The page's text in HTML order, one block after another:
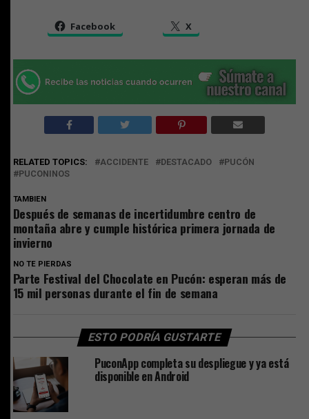
Facebook X
RELATED TOPICS: ACCIDENTE DESTACADO
PUCÓN
PUCONINOS
TAMBIEN
Después de semanas de incertidumbre centro de
montaña abre y cumple histórica primera jornada de
invierno
NO TE PIERDAS
Parte Festival del Chocolate en Pucón: esperan más de
15 mil personas durante el fin de semana
ESTO PODRÍA GUSTARTE
PuconApp completa su despliegue y ya está
disponible en Android